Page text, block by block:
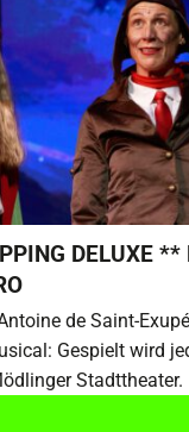
DELUXE **
de Saint-
Gespielt wird
Stadttheater.